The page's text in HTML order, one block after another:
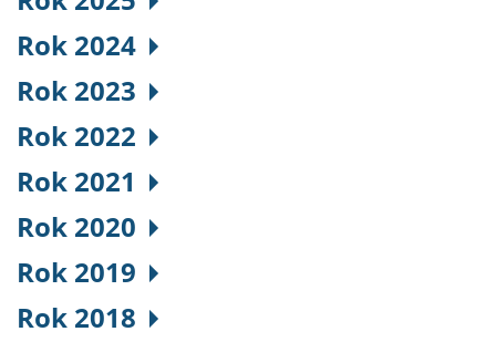
Rok 2024
Rok 2023
Rok 2022
Rok 2021
Rok 2020
Rok 2019
Rok 2018